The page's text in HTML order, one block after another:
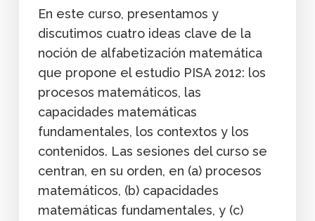
En este curso, presentamos y
discutimos cuatro ideas clave de la
noción de alfabetización matemática
que propone el estudio PISA 2012: los
procesos matemáticos, las
capacidades matemáticas
fundamentales, los contextos y los
contenidos. Las sesiones del curso se
centran, en su orden, en (a) procesos
matemáticos, (b) capacidades
matemáticas fundamentales, y (c)